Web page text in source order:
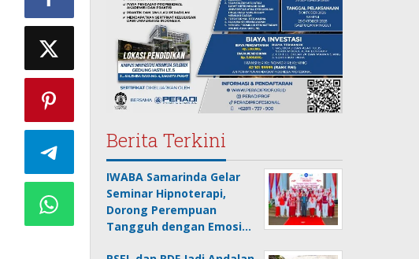
Berita Terkini
IWABA Samarinda Gelar
Seminar Hipnoterapi,
Dorong Perempuan
Tangguh dengan Emosi…